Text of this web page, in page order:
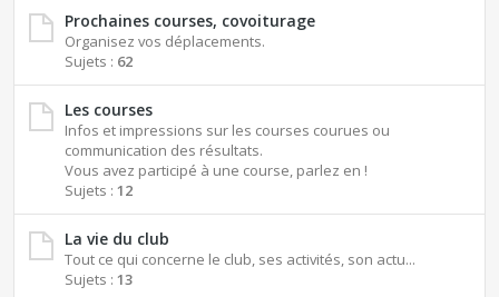
Prochaines courses, covoiturage
Organisez vos déplacements.
Sujets : 62
Les courses
Infos et impressions sur les courses courues ou
communication des résultats.
Vous avez participé à une course, parlez en !
Sujets : 12
La vie du club
Tout ce qui concerne le club, ses activités, son actu...
Sujets : 13